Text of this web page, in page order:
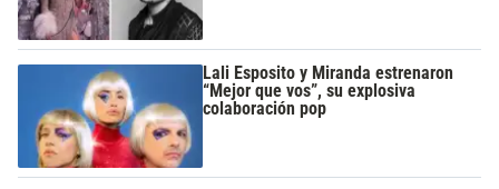
Lali Esposito y Miranda estrenaron
“Mejor que vos”, su explosiva
colaboración pop